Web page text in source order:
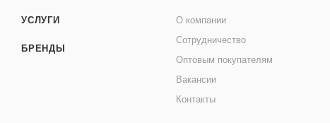
УСЛУГИ
БРЕНДЫ
О компании
Сотрудничество
Оптовым покупателям
Вакансии
Контакты